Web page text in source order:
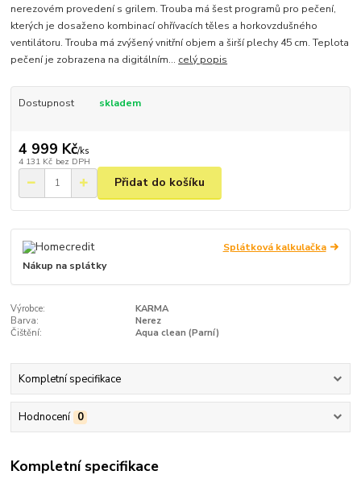
nerezovém provedení s grilem. Trouba má šest programů pro pečení,
kterých je dosaženo kombinací ohřívacích těles a horkovzdušného
ventilátoru. Trouba má zvýšený vnitřní objem a širší plechy 45 cm. Teplota
pečení je zobrazena na digitálním... celý popis
Dostupnost skladem
4 999 Kč/ks
4 131 Kč bez DPH
Přidat do košíku
Splátková kalkulačka
Nákup na splátky
Výrobce:
KARMA
Barva:
Nerez
Čištění:
Aqua clean (Parní)
Kompletní specifikace
Hodnocení 0
Kompletní specifikace